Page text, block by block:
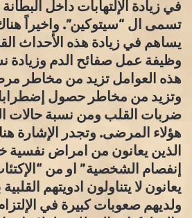
في زيادة الإلتهابات داخل
تسمى ال “سيتوكين”. واخيراً
يساهم في زيادة هذه الأحداث
وظيفة عمل صفائح الدم وزيادة
هذه العوامل تزيد من مخاطر
وتزيد من مخاطر حصول
ضربات القلب ومن نسبة حالات
هؤلاء المرضى. وتجدر الإشارة
الذين يعانون من امراض
إنفصام الشخصية” او من
يعانون لا يتناولون ادويتهم
ولديهم صعوبات كبيرة في